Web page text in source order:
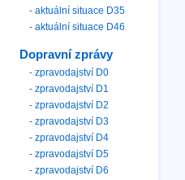
- aktuální situace D35
- aktuální situace D46
Dopravní zprávy
- zpravodajství D0
- zpravodajství D1
- zpravodajství D2
- zpravodajství D3
- zpravodajství D4
- zpravodajství D5
- zpravodajství D6